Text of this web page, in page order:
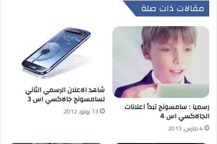
مقالات ذات صلة
رسميا : سامسونج تبدأ اعلانات
الجالاكسي اس 4
4 مارس, 2013
شاهد الاعلان الرسمي الثاني
لسامسونج جالاكسي اس 3
13 يونيو, 2012